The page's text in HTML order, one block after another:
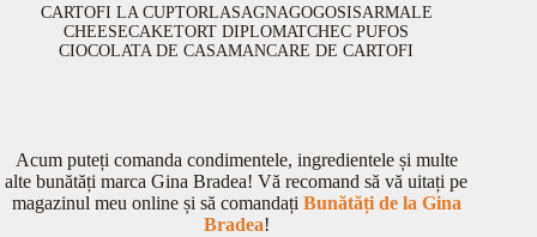
CARTOFI LA CUPTORLASAGNAGOGOSISARMALE
CHEESECAKETORT DIPLOMATCHEC PUFOS
CIOCOLATA DE CASAMANCARE DE CARTOFI
Acum puteți comanda condimentele, ingredientele și multe
alte bunătăți marca Gina Bradea! Vă recomand să vă uitați pe
magazinul meu online și să comandați Bunătăți de la Gina
Bradea!